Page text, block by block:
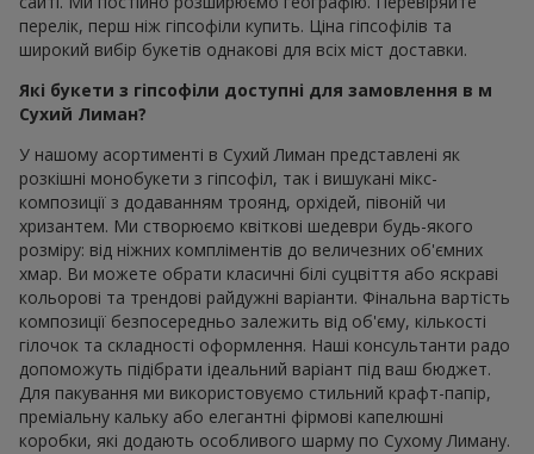
перелік, перш ніж гіпсофіли купить. Ціна гіпсофілів та
широкий вибір букетів однакові для всіх міст доставки.
Які букети з гіпсофіли доступні для замовлення в м
Сухий Лиман?
У нашому асортименті в Сухий Лиман представлені як
розкішні монобукети з гіпсофіл, так і вишукані мікс-
композиції з додаванням троянд, орхідей, півоній чи
хризантем. Ми створюємо квіткові шедеври будь-якого
розміру: від ніжних компліментів до величезних об'ємних
хмар. Ви можете обрати класичні білі суцвіття або яскраві
кольорові та трендові райдужні варіанти. Фінальна вартість
композиції безпосередньо залежить від об'єму, кількості
гілочок та складності оформлення. Наші консультанти радо
допоможуть підібрати ідеальний варіант під ваш бюджет.
Для пакування ми використовуємо стильний крафт-папір,
преміальну кальку або елегантні фірмові капелюшні
коробки, які додають особливого шарму по Сухому Лиману.